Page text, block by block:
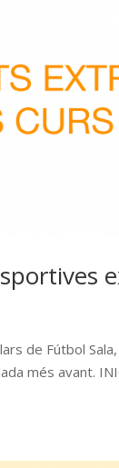
de Fútbol
més avant.